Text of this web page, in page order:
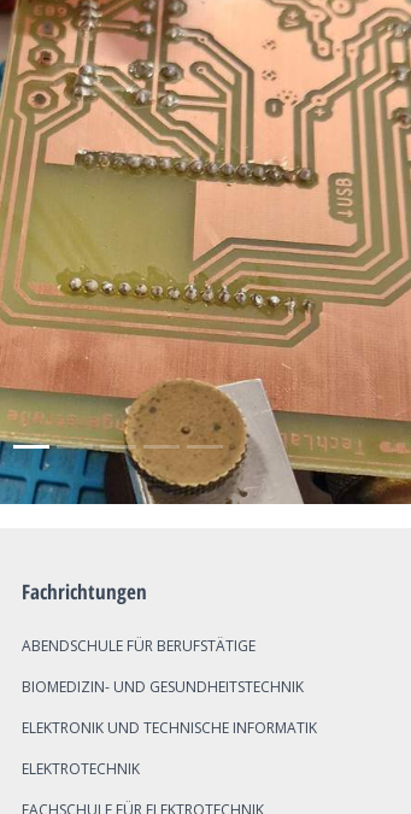
Fachrichtungen
ABENDSCHULE FÜR BERUFSTÄTIGE
BIOMEDIZIN- UND GESUNDHEITSTECHNIK
ELEKTRONIK UND TECHNISCHE INFORMATIK
ELEKTROTECHNIK